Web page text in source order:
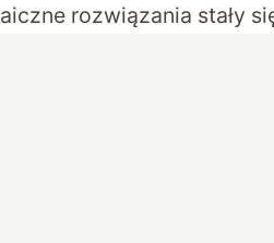
rozwiązania stały